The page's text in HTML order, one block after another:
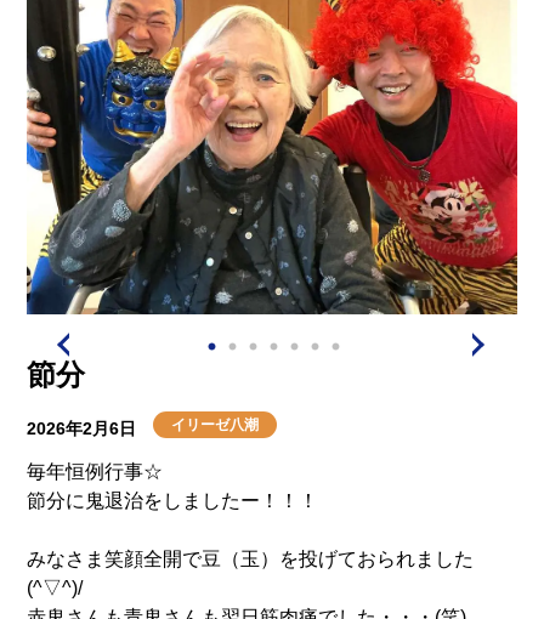
節分
2026年2月6日 イリーゼ八潮
毎年恒例行事☆
節分に鬼退治をしましたー！！！
みなさま笑顔全開で豆（玉）を投げておられました
(^▽^)/